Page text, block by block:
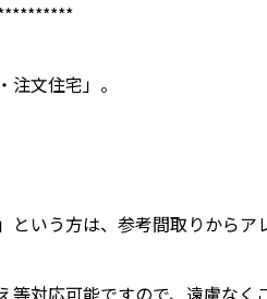
文住宅」。
という方は、参考間取りからア
等対応可能ですので、遠慮な